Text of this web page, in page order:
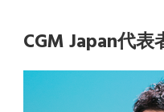
CGM Japan代表